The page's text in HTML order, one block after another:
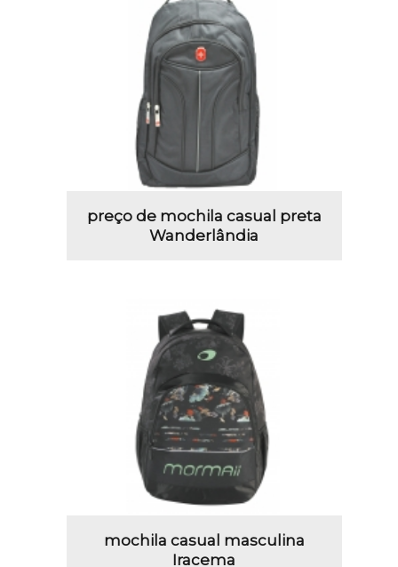
preço de mochila casual preta
Wanderlândia
mochila casual masculina
Iracema